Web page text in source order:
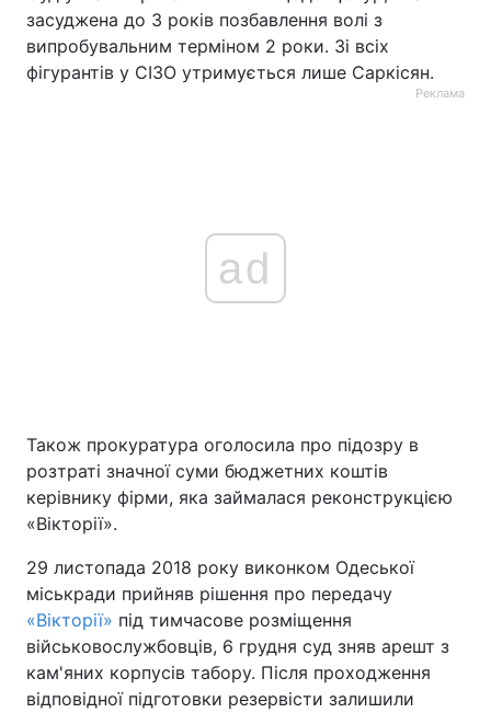
засуджена до 3 років позбавлення волі з
випробувальним терміном 2 роки. Зі всіх
фігурантів у СІЗО утримується лише Саркісян.
Реклама
ad
Також прокуратура оголосила про підозру в
розтраті значної суми бюджетних коштів
керівнику фірми, яка займалася реконструкцією
«Вікторії».
29 листопада 2018 року виконком Одеської
міськради прийняв рішення про передачу
«Вікторії» під тимчасове розміщення
військовослужбовців, 6 грудня суд зняв арешт з
кам'яних корпусів табору. Після проходження
відповідної підготовки резервісти залишили